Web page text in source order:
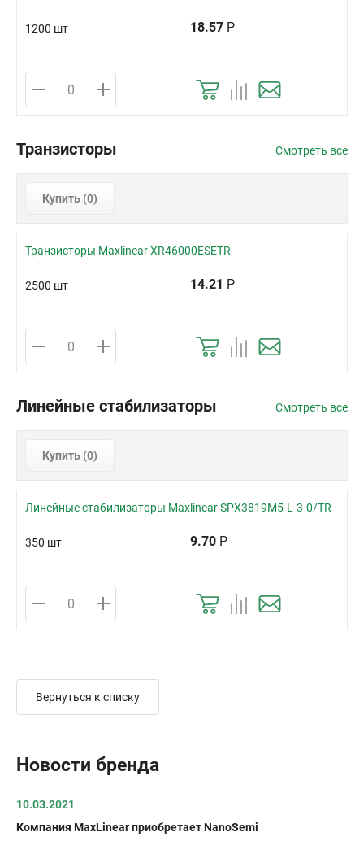
1200 шт 18.57 Р
Транзисторы Смотреть все
Купить (0)
Транзисторы Maxlinear XR46000ESETR
2500 шт 14.21 Р
Линейные стабилизаторы Смотреть все
Купить (0)
Линейные стабилизаторы Maxlinear SPX3819M5-L-3-0/TR
350 шт 9.70 Р
Новости бренда
10.03.2021
Компания MaxLinear приобретает NanoSemi
Вернуться к списку